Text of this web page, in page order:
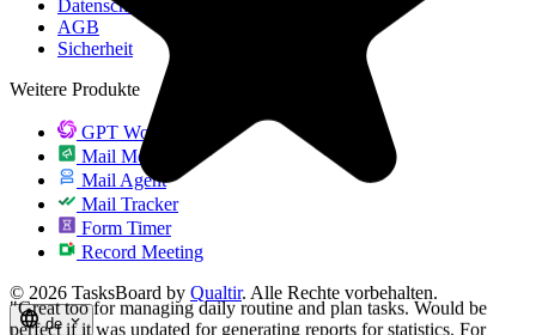
google tasks and google calendar"
Nick Vlasov
Datenschutz
AGB
Sicherheit
Weitere Produkte
GPT Workspace
Mail Merge
Mail Agent
Mail Tracker
Form Timer
Record Meeting
© 2026 TasksBoard by Qualtir. Alle Rechte vorbehalten.
language de expand_more